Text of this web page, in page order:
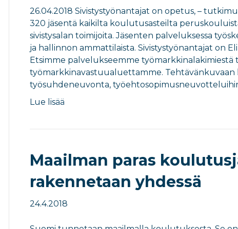
26.04.2018 Sivistystyönantajat on opetus, –
320 jäsentä kaikilta koulutusasteilta
sivistysalan toimijoita. Jäsenten palveluksessa
ja hallinnon ammattilaista. Sivistystyönantajat on
Etsimme palvelukseemme työmarkkinalakimiestä
työmarkkinavastuualuettamme.
työsuhdeneuvonta,
Lue lisää
Maailman paras
rakennetaan yhdessä
24.4.2018